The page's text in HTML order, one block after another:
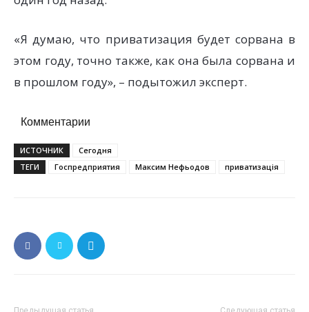
«Я думаю, что приватизация будет сорвана в
этом году, точно также, как она была сорвана и
в прошлом году», – подытожил эксперт.
Комментарии
ИСТОЧНИК
Сегодня
ТЕГИ
Госпредприятия Максим Нефьодов приватизація